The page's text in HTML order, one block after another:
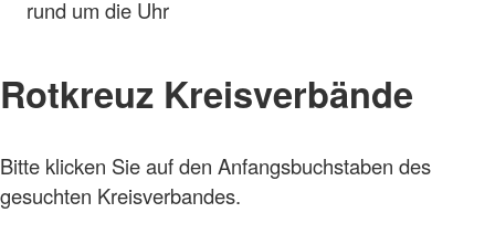
rund um die Uhr
Rotkreuz Kreisverbände
Bitte klicken Sie auf den Anfangsbuchstaben des
gesuchten Kreisverbandes.